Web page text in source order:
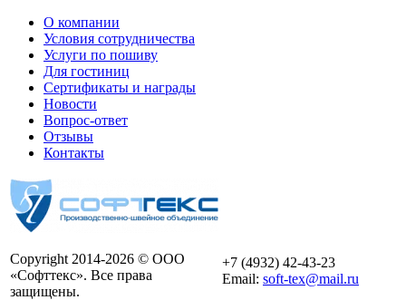
О компании
Условия сотрудничества
Услуги по пошиву
Для гостиниц
Сертификаты и награды
Новости
Вопрос-ответ
Отзывы
Контакты
Copyright 2014-2026 © ООО
«Софттекс». Все права
защищены.
+7 (4932) 42-43-23
Email: soft-tex@mail.ru